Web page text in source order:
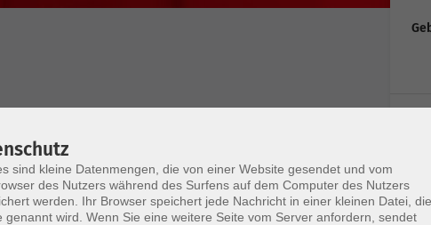
die elementaren Grundkenntnisse und
vermittelt. Schon nach wenigen Stunden
und mit Akkorden zu begleiten. Es werden
vorausgesetzt. Lediglich ein Übungsinstrument
geeignet!).
sind kleine Datenmengen, die von einer Website gesendet und vom
des Nutzers während des Surfens auf dem Computer des Nutzers
werden. Ihr Browser speichert jede Nachricht in einer kleinen Datei, die
genannt wird. Wenn Sie eine weitere Seite vom Server anfordern, sendet